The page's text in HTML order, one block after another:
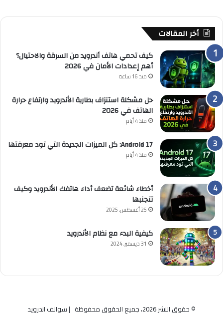
أخر المقالات
كيف تحمي هاتف أندرويد من السرقة والاحتيال؟
أهم إعدادات الأمان في 2026
منذ 16 ساعة
حل مشكلة استنزاف بطارية الأندرويد وارتفاع حرارة
الهاتف في 2026
منذ 4 أيام
Android 17: كل الميزات الجديدة التي تود معرفتها
منذ 4 أيام
أخطاء شائعة تضعف أداء هاتفك الأندرويد وكيف
تتجنبها
25 أغسطس, 2025
كيفية البدء مع نظام الأندرويد
31 ديسمبر, 2024
© حقوق النشر 2026، جميع الحقوق محفوظة | سوالف اندرويد